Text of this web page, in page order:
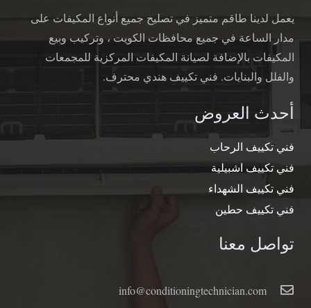
يعمل لدينا طاقم متميز في تصليح جميع أنواع المكيفات على
مدار الساعة في جميع محافظات الكويت ، وتركيب وبيع
المكيفات بالإضافة لصيانة المكيفات المركزية للمجمعات
والفلل والبنايات. فني تكييف هندي محترف.
أحدث العروض
فني تكييف الرحاب
فني تكييف اشبيلية
فني تكييف الشهداء
فني تكييف حطين
تواصل معنا
info@conditioningtechnician.com